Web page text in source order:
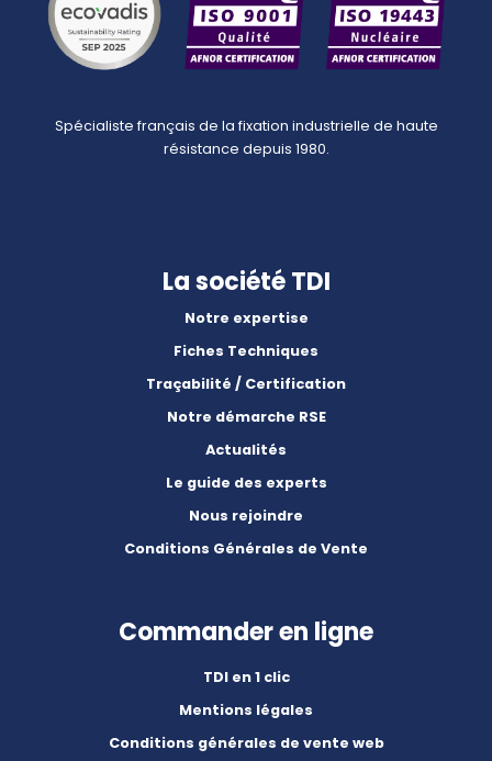
Spécialiste français de la fixation industrielle de haute
résistance depuis 1980.
La société TDI
Notre expertise
Fiches Techniques
Traçabilité / Certification
Notre démarche RSE
Actualités
Le guide des experts
Nous rejoindre
Conditions Générales de Vente
Commander en ligne
TDI en 1 clic
Mentions légales
Conditions générales de vente web